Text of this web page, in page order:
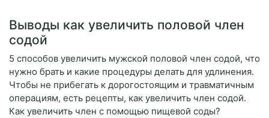
Выводы как увеличить половой член
содой
5 способов увеличить мужской половой член содой, что
нужно брать и какие процедуры делать для удлинения.
Чтобы не прибегать к дорогостоящим и травматичным
операциям, есть рецепты, как увеличить член содой.
Как увеличить член с помощью пищевой соды?